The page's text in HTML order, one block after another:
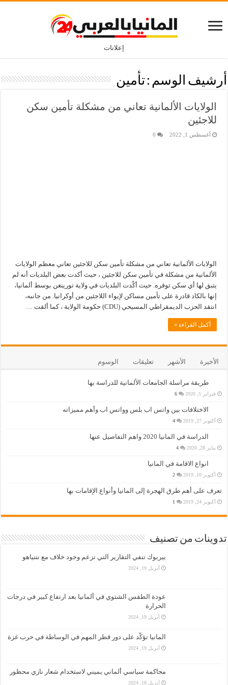
إعلانات
أرشيف الوسم :تأمين
الولايات الألمانية تعاني من مشكلة تأمين سكن
للاجئين
أغسطس 1, 2022 0
الولايات الألمانية تعاني من مشكلة تأمين سكن للاجئين تعاني معظم الولايات
الألمانية من مشكلة في تأمين سكن للاجئين ، حيث أكدت بعض البلديات أنه لم
يتبق لها أي سكن توفره. حيث أكّدت البلديات في ولاية تورينغن بوسط ألمانيا،
إنها بالكاد قادرة على تأمين مساكن لإيواء اللاجئين من أوكرانيا. من جانبه،
انتقد الحزب الديمقراطي المسيحي (CDU) حكومة الولاية ، كما ألقت …
أكمل القراءة »
الأخيرة الأشهر تعليقات الوسوم
طريقة مراسلة الجامعات الألمانية للدراسة بها
فبراير 5, 2020 6
الاختلافات بين واتس اب بلس وواتس اب وأهم مميزاته
أكتوبر 27, 2019 4
الدراسة في المانيا 2020 واهم التفاصيل عنها
يناير 28, 2020 4
انواع الاقامة في المانيا
أكتوبر 10, 2019 2
تعرف على أهم طرق الهجرة إلى المانيا وأنواع الإقامات بها
أكتوبر 24, 2019 1
تدوينات من تصنيف
بيربوك تنفي التقارير التي تزعم وجود خلاف مع نتنياهو
أبريل 19, 2024
عودة الطقس الشتوي في ألمانيا بعد ارتفاع كبير في درجات
الحرارة
أبريل 19, 2024
المانيا تؤكّد على دور قطر المهم في الوساطة في حرب غزة
أبريل 19, 2024
محاكمة سياسي ألماني يميني لاستخدام شعار نازي محظور
أبريل 18, 2024